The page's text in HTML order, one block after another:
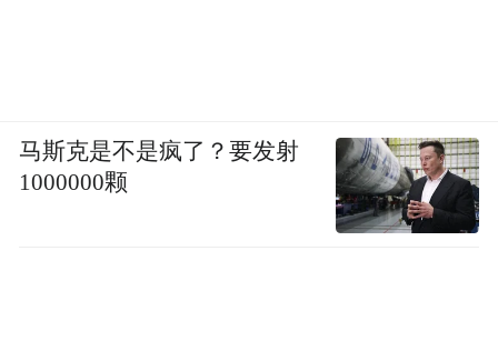
马斯克是不是疯了？要发射
1000000颗